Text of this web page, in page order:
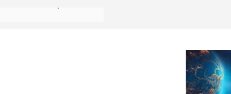
1bi no 2T26 e
de veículos
para o RJ e